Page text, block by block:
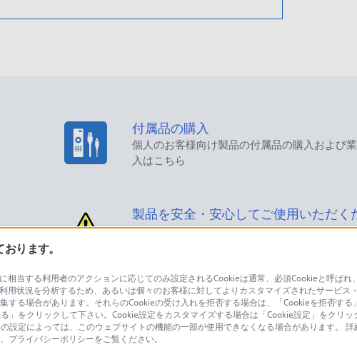
付属品の購入
個人のお客様向け製品の付属品の購入および
入はこちら
製品を安全・安心してご使用いただく
せ 製品に関するお問い合わせ
個人のお客様はこちら
ります。
当する利用者のアクションに応じてのみ設定されるCookieは通常、必須Cookieと呼ばれ
状況を分析するため、あるいは個々のお客様に対してよりカスタマイズされたサービス
る場合があります。それらのCookieの受け入れを拒否する場合は、「Cookieを拒否する
をクリックして下さい。Cookie設定をカスタマイズする場合は「Cookie設定」をクリッ
設定によっては、このウェブサイトの機能の一部が使用できなくなる場合があります。 詳
ライバシーポリシーをご覧ください。